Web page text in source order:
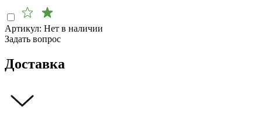
Артикул: Нет в наличии
Задать вопрос
Доставка